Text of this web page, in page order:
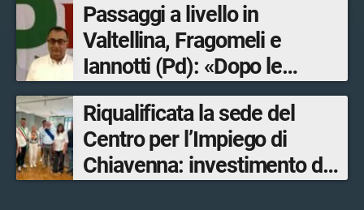
Passaggi a livello in
Valtellina, Fragomeli e
Iannotti (Pd): «Dopo le
Olimpiadi solo un terzo delle
opere sostitutive sarà
ultimato entro il 2026»
Riqualificata la sede del
Centro per l’Impiego di
Chiavenna: investimento da